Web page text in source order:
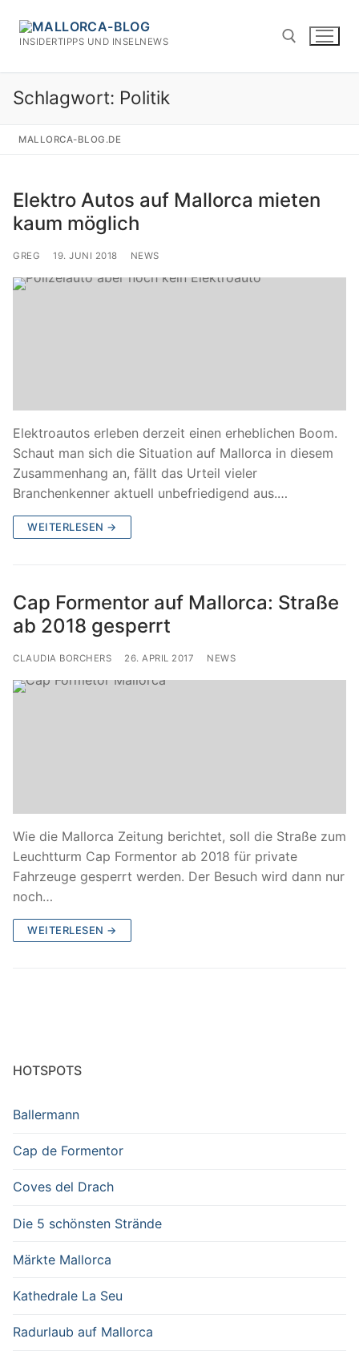
Inhalt
springen
INSIDERTIPPS UND INSELNEWS
Schlagwort: Politik
MALLORCA-BLOG.DE
Elektro Autos auf Mallorca mieten
kaum möglich
GREG 19. JUNI 2018 NEWS
Elektroautos erleben derzeit einen erheblichen Boom.
Schaut man sich die Situation auf Mallorca in diesem
Zusammenhang an, fällt das Urteil vieler
Branchenkenner aktuell unbefriedigend aus.…
WEITERLESEN →
Cap Formentor auf Mallorca: Straße
ab 2018 gesperrt
CLAUDIA BORCHERS 26. APRIL 2017 NEWS
Wie die Mallorca Zeitung berichtet, soll die Straße zum
Leuchtturm Cap Formentor ab 2018 für private
Fahrzeuge gesperrt werden. Der Besuch wird dann nur
noch…
WEITERLESEN →
HOTSPOTS
Ballermann
Cap de Formentor
Coves del Drach
Die 5 schönsten Strände
Märkte Mallorca
Kathedrale La Seu
Radurlaub auf Mallorca